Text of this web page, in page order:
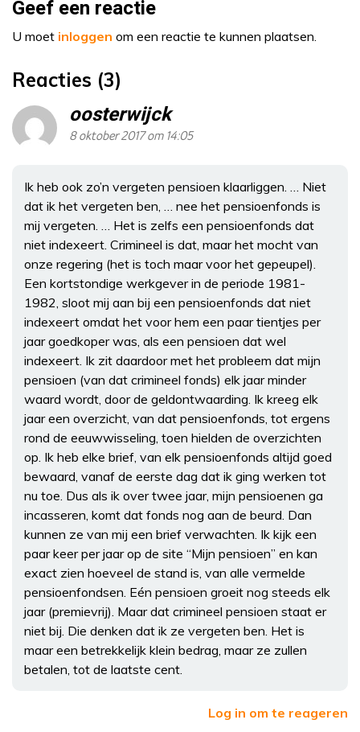
Geef een reactie
U moet inloggen om een reactie te kunnen plaatsen.
Reacties (3)
oosterwijck
8 oktober 2017 om 14:05
Ik heb ook zo’n vergeten pensioen klaarliggen. … Niet
dat ik het vergeten ben, … nee het pensioenfonds is
mij vergeten. … Het is zelfs een pensioenfonds dat
niet indexeert. Crimineel is dat, maar het mocht van
onze regering (het is toch maar voor het gepeupel).
Een kortstondige werkgever in de periode 1981-
1982, sloot mij aan bij een pensioenfonds dat niet
indexeert omdat het voor hem een paar tientjes per
jaar goedkoper was, als een pensioen dat wel
indexeert. Ik zit daardoor met het probleem dat mijn
pensioen (van dat crimineel fonds) elk jaar minder
waard wordt, door de geldontwaarding. Ik kreeg elk
jaar een overzicht, van dat pensioenfonds, tot ergens
rond de eeuwwisseling, toen hielden de overzichten
op. Ik heb elke brief, van elk pensioenfonds altijd goed
bewaard, vanaf de eerste dag dat ik ging werken tot
nu toe. Dus als ik over twee jaar, mijn pensioenen ga
incasseren, komt dat fonds nog aan de beurd. Dan
kunnen ze van mij een brief verwachten. Ik kijk een
paar keer per jaar op de site “Mijn pensioen” en kan
exact zien hoeveel de stand is, van alle vermelde
pensioenfondsen. Eén pensioen groeit nog steeds elk
jaar (premievrij). Maar dat crimineel pensioen staat er
niet bij. Die denken dat ik ze vergeten ben. Het is
maar een betrekkelijk klein bedrag, maar ze zullen
betalen, tot de laatste cent.
Log in om te reageren